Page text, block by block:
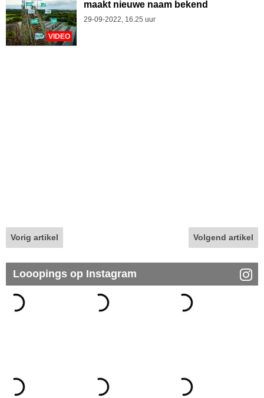
VIDEO
maakt nieuwe naam bekend
29-09-2022, 16.25 uur
Vorig artikel Volgend artikel
Looopings op Instagram